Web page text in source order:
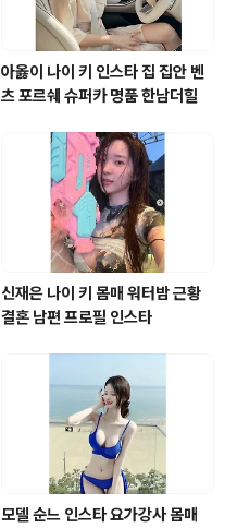
아옳이 나이 키 인스타 집 집안 벤
츠 포르쉐 슈퍼카 명품 한남더힐
신재은 나이 키 몸매 워터밤 근황
결혼 남편 프로필 인스타
모델 순느 인스타 요가강사 몸매